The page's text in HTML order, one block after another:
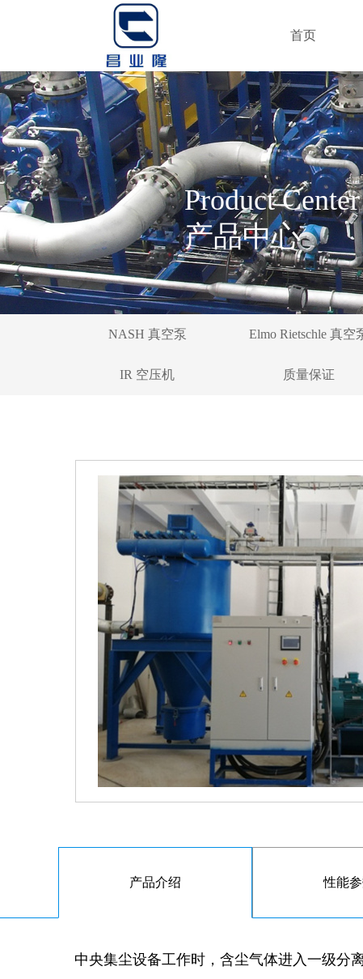
首页
Product Center
产品中心
NASH 真空泵 Elmo Rietschle 真空
IR 空压机 质量保证
产品介绍 性能
中央集尘设备工作时，含尘气体进入一级分